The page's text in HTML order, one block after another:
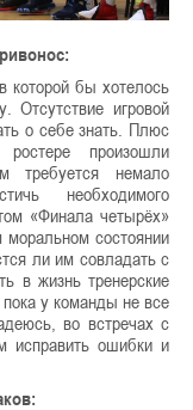
бы хотелось
Отсутствие игровой
о себе знать. Плюс
произошли
требуется немало
необходимого
«Финала четырёх»
моральном состоянии
ли им совладать с
в жизнь тренерские
у команды не все
во встречах с
исправить ошибки и